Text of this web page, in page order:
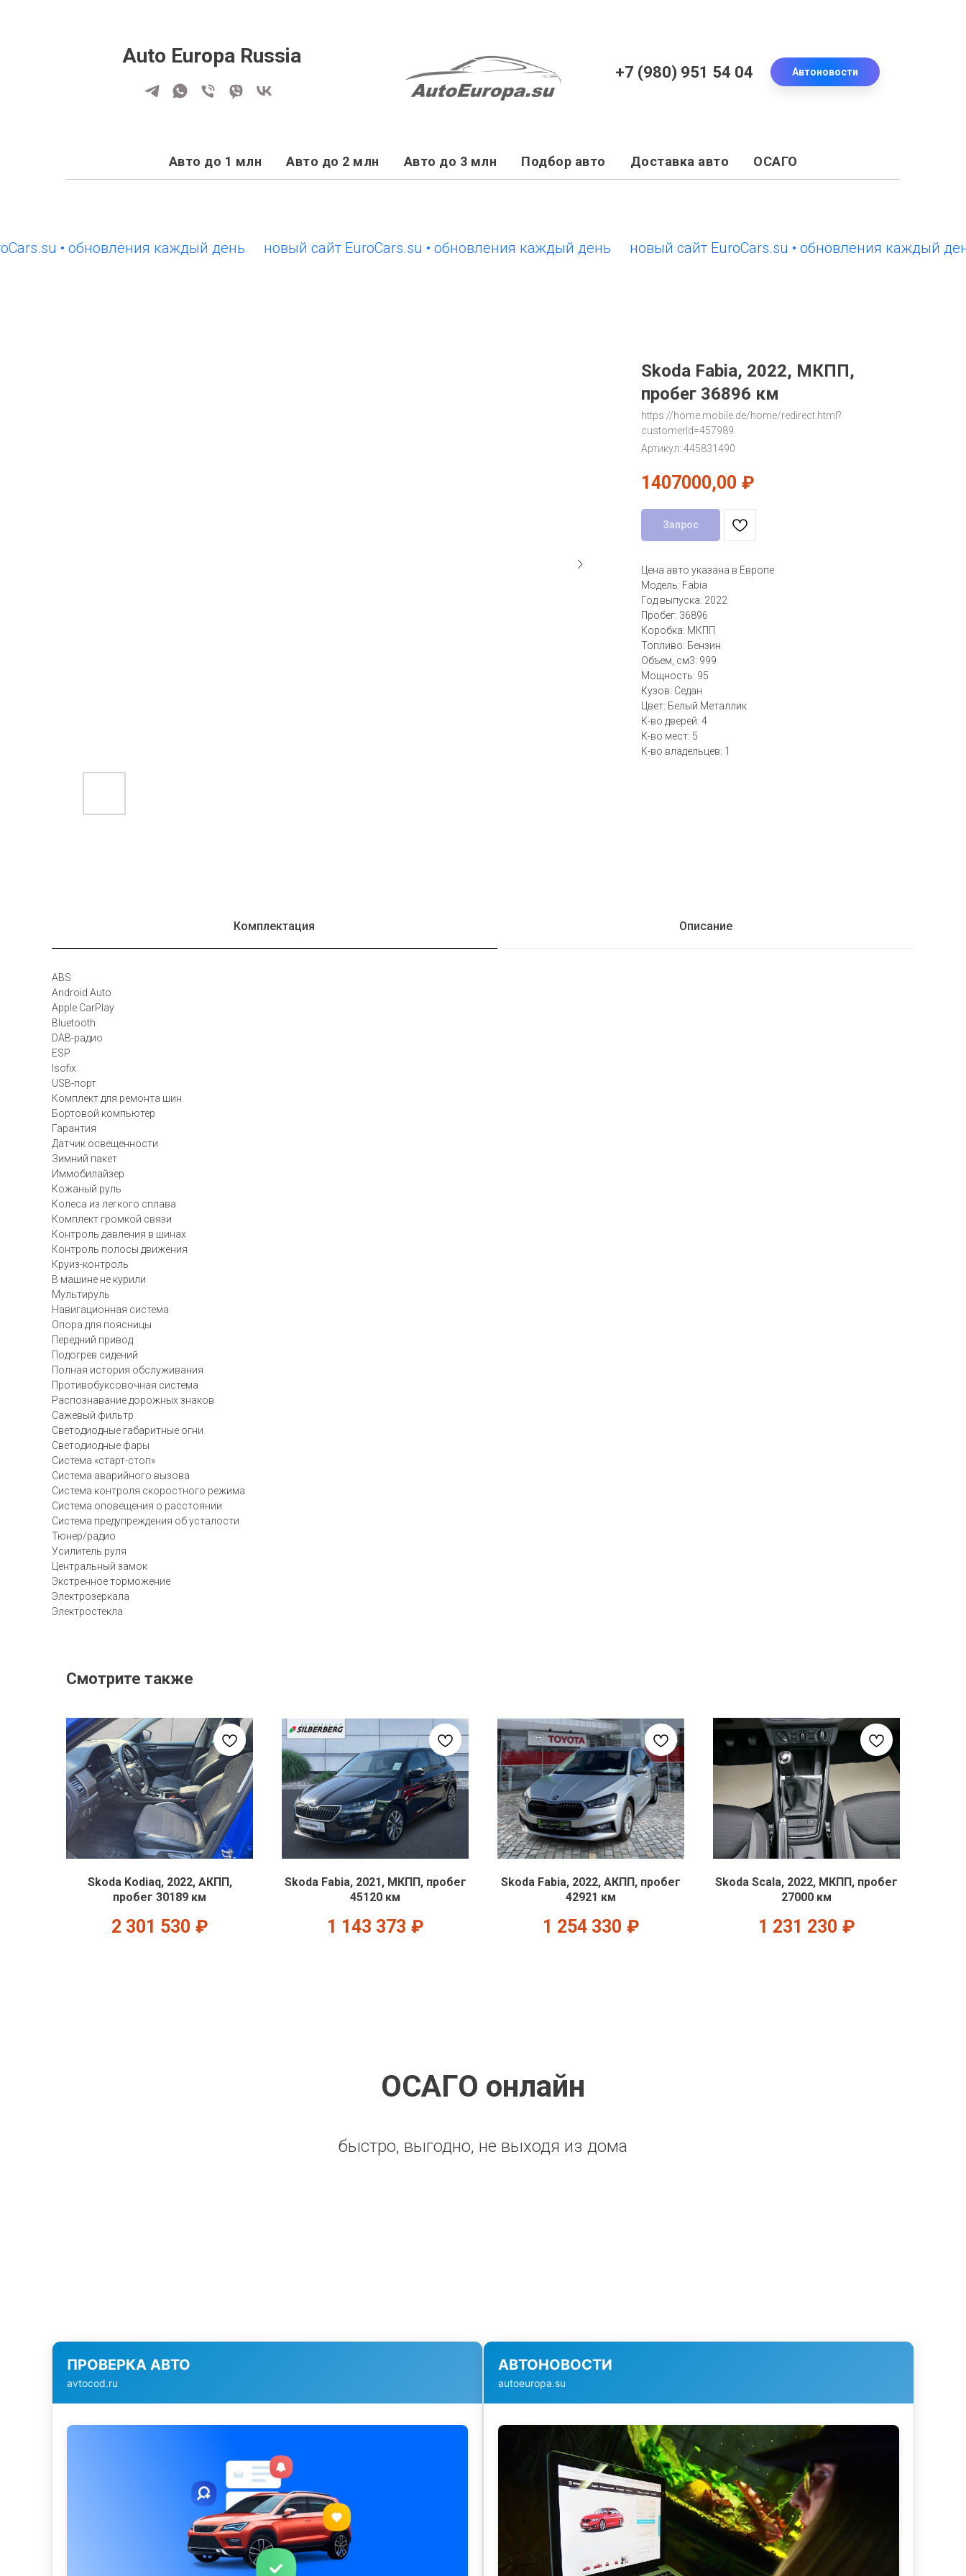
Auto Europa Russia
+7 (980) 951 54 04 Автоновости
Авто до 1 млн Авто до 2 млн Авто до 3 млн Подбор авто Доставка авто ОСАГО
• обновления каждый день новый сайт EuroCars.su • обновления каждый день новый сайт EuroCars.su • обновления каждый день
Skoda Fabia, 2022, МКПП,
пробег 36896 км
https://home.mobile.de/home/redirect.html?
customerId=457989
Артикул: 445831490
1407000,00 ₽
Запрос
Цена авто указана в Европе
Модель: Fabia
Год выпуска: 2022
Пробег: 36896
Коробка: МКПП
Топливо: Бензин
Объем, см3: 999
Мощность: 95
Кузов: Седан
Цвет: Белый Металлик
К-во дверей: 4
К-во мест: 5
К-во владельцев: 1
Комплектация Описание
ABS
Android Auto
Apple CarPlay
Bluetooth
DAB-радио
ESP
Isofix
USB-порт
Комплект для ремонта шин
Бортовой компьютер
Гарантия
Датчик освещенности
Зимний пакет
Иммобилайзер
Кожаный руль
Колеса из легкого сплава
Комплект громкой связи
Контроль давления в шинах
Контроль полосы движения
Круиз-контроль
В машине не курили
Мультируль
Навигационная система
Опора для поясницы
Передний привод
Подогрев сидений
Полная история обслуживания
Противобуксовочная система
Распознавание дорожных знаков
Сажевый фильтр
Светодиодные габаритные огни
Светодиодные фары
Система «старт-стоп»
Система аварийного вызова
Система контроля скоростного режима
Система оповещения о расстоянии
Система предупреждения об усталости
Тюнер/радио
Усилитель руля
Центральный замок
Экстренное торможение
Электрозеркала
Электростекла
Смотрите также
Skoda Kodiaq, 2022, АКПП,
пробег 30189 км
2 301 530 ₽
Skoda Fabia, 2021, МКПП, пробег
45120 км
1 143 373 ₽
Skoda Fabia, 2022, АКПП, пробег
42921 км
1 254 330 ₽
Skoda Scala, 2022, МКПП, пробег
27000 км
1 231 230 ₽
ОСАГО онлайн
быстро, выгодно, не выходя из дома
ПРОВЕРКА АВТО
avtocod.ru
АВТОНОВОСТИ
autoeuropa.su